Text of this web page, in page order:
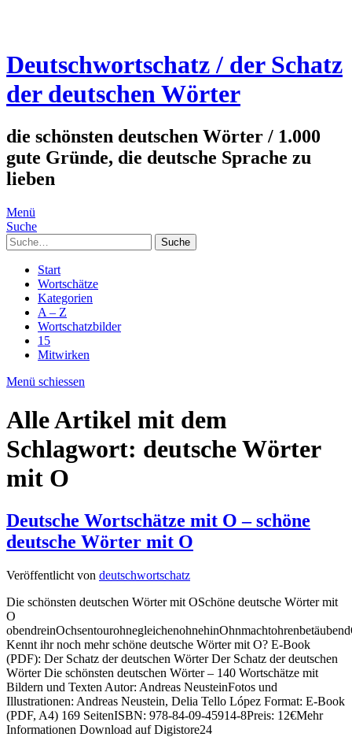
Deutschwortschatz / der Schatz
der deutschen Wörter
die schönsten deutschen Wörter / 1.000
gute Gründe, die deutsche Sprache zu
lieben
Menü
Suche
Suche
Start
Wortschätze
Kategorien
A – Z
Wortschatzbilder
15
Mitwirken
Menü schiessen
Alle Artikel mit dem
Schlagwort: deutsche Wörter
mit O
Deutsche Wortschätze mit O – schöne
deutsche Wörter mit O
Veröffentlicht von deutschwortschatz
Die schönsten deutschen Wörter mit OSchöne deutsche Wörter mit
O
Kennt ihr noch mehr schöne deutsche Wörter mit O? E-Book
(PDF): Der Schatz der deutschen Wörter Der Schatz der deutschen
Wörter Die schönsten deutschen Wörter – 140 Wortschätze mit
Bildern und Texten Autor: Andreas NeusteinFotos und
Illustrationen: Andreas Neustein, Delia Tello López Format: E-Book
(PDF, A4) 169 SeitenISBN: 978-84-09-45914-8Preis: 12€Mehr
Informationen Download auf Digistore24